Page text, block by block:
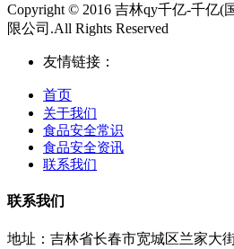
Copyright © 2016 吉林qy千亿-千亿(
限公司.All Rights Reserved
友情链接：
首页
关于我们
食品安全常识
食品安全资讯
联系我们
联系我们
地址：吉林省长春市宽城区兰家大